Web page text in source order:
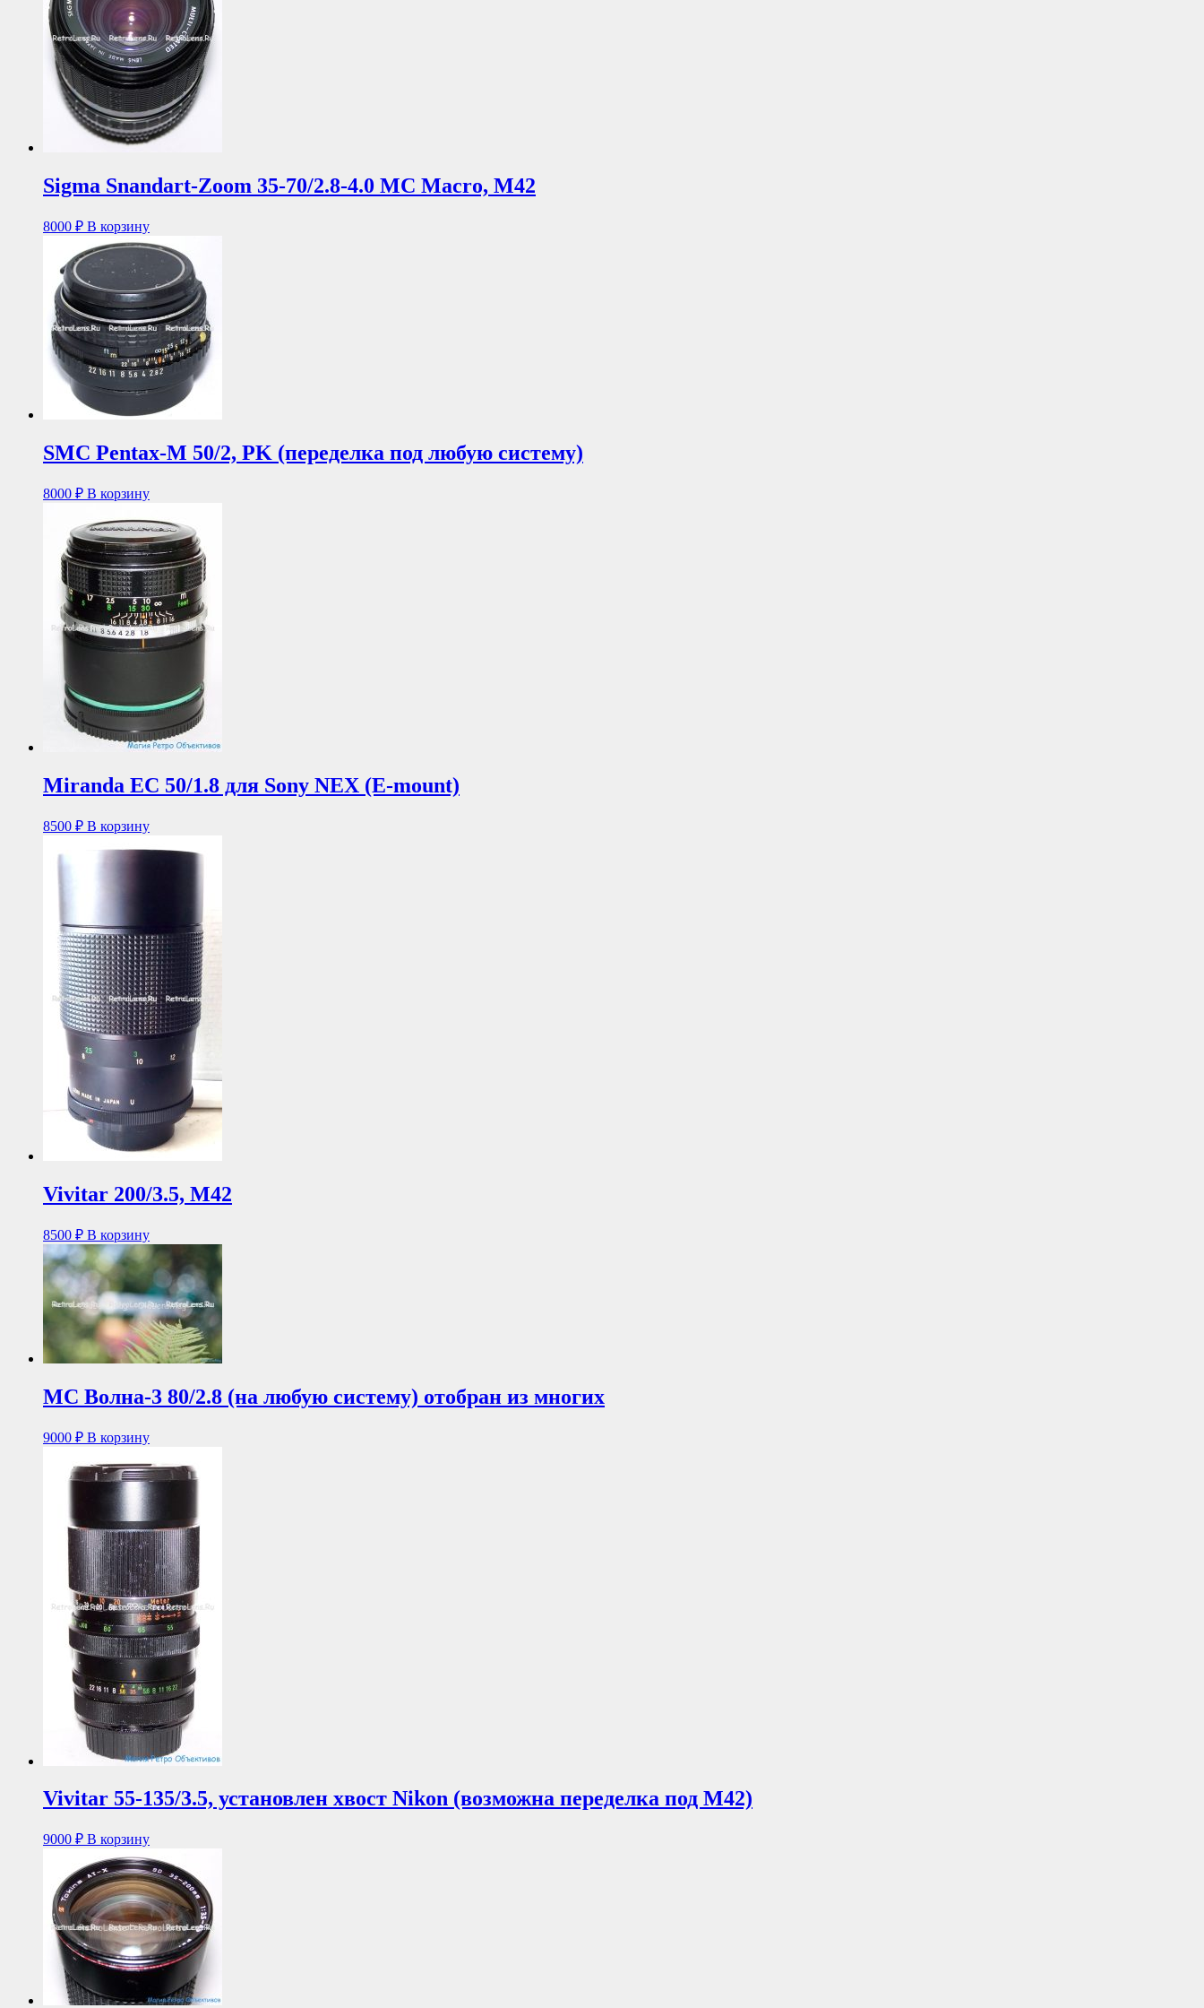
Sigma Snandart-Zoom 35-70/2.8-4.0 MC Macro, М42
8000 ₽ В корзину
SMC Pentax-M 50/2, PK (переделка под любую систему)
8000 ₽ В корзину
Miranda EC 50/1.8 для Sony NEX (E-mount)
8500 ₽ В корзину
Vivitar 200/3.5, М42
8500 ₽ В корзину
МС Волна-3 80/2.8 (на любую систему) отобран из многих
9000 ₽ В корзину
Vivitar 55-135/3.5, установлен хвост Nikon (возможна переделка под М42)
9000 ₽ В корзину